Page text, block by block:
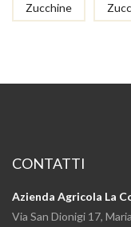
Zucchine
CONTATTI
Azienda Agricola La
Via San Dionigi 17,